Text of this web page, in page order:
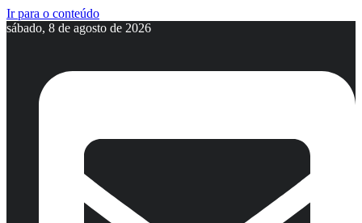
Ir para o conteúdo
sábado, 8 de agosto de 2026